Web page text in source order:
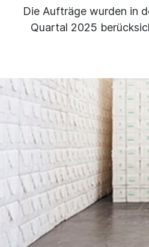
Die Aufträge wurden in
Quartal 2025